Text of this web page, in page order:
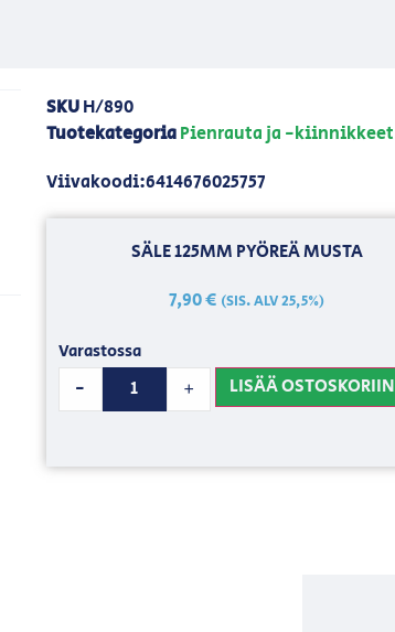
SKUH/890
TuotekategoriaPienrauta ja -kiinnikkeet
Viivakoodi:6414676025757
SÄLE 125MM PYÖREÄ MUSTA
7,90€ (SIS. ALV 25,5%)
Varastossa
- + LISÄÄ OSTOSKORIIN